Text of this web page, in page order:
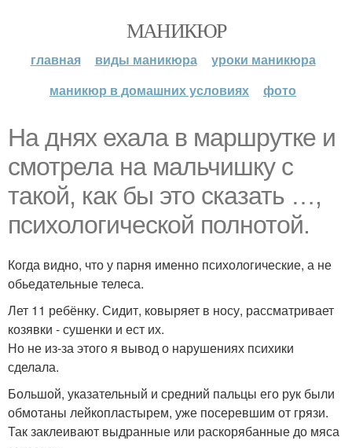
МАНИКЮР
главная виды маникюра
уроки маникюра
маникюр в домашних условиях
фото
На днях ехала в маршрутке и
смотрела на мальчишку с
такой, как бы это сказать …,
психологической полнотой.
Когда видно, что у парня именно психологические, а не
обьедательные телеса.
Лет 11 ребёнку. Сидит, ковыряет в носу, рассматривает
козявки - сушенки и ест их.
Но не из-за этого я вывод о нарушениях психики
сделала.
Большой, указательный и средний пальцы его рук были
обмотаны лейкопластырем, уже посеревшим от грязи.
Так заклеивают выдранные или раскорябанные до мяса